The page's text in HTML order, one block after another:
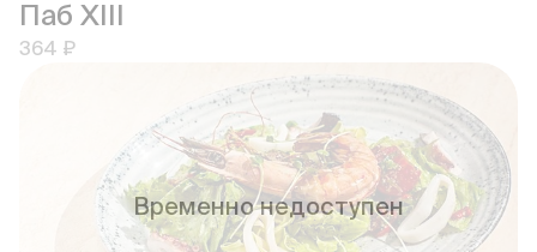
Паб XIII
364 ₽
Временно недоступен